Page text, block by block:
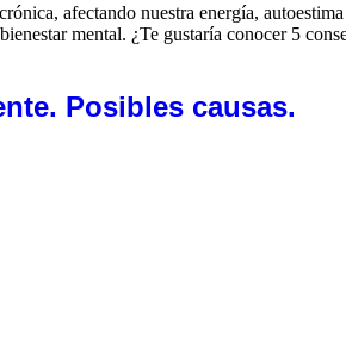
afectando nuestra energía,
mental. ¿Te gustaría conocer 5
Posibles causas.